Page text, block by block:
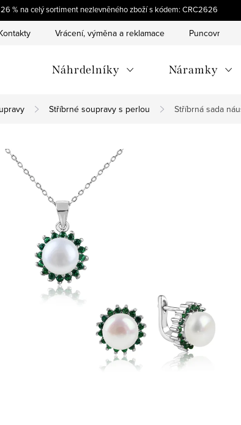
% na celý sortiment nezlevněného zboží s kódem: CRC2626
Vrácení, výměna a reklamace Puncovní
Náhrdelníky Náramky
Stříbrné soupravy s perlou Stříbrná sada